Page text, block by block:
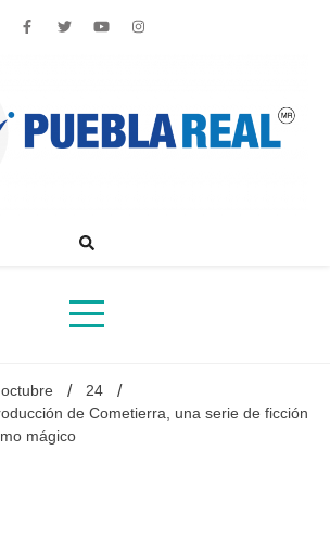
de Puebla, México y el mundo
octubre
24
de Cometierra, una serie de ficción
mágico